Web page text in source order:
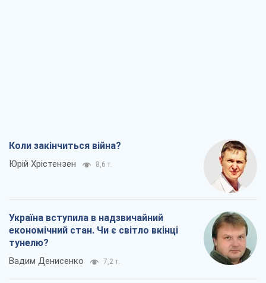
Коли закінчиться війна?
Юрій Хрістензен 8,6 т.
Україна вступила в надзвичайний
економічний стан. Чи є світло вкінці
тунелю?
Вадим Денисенко 7,2 т.